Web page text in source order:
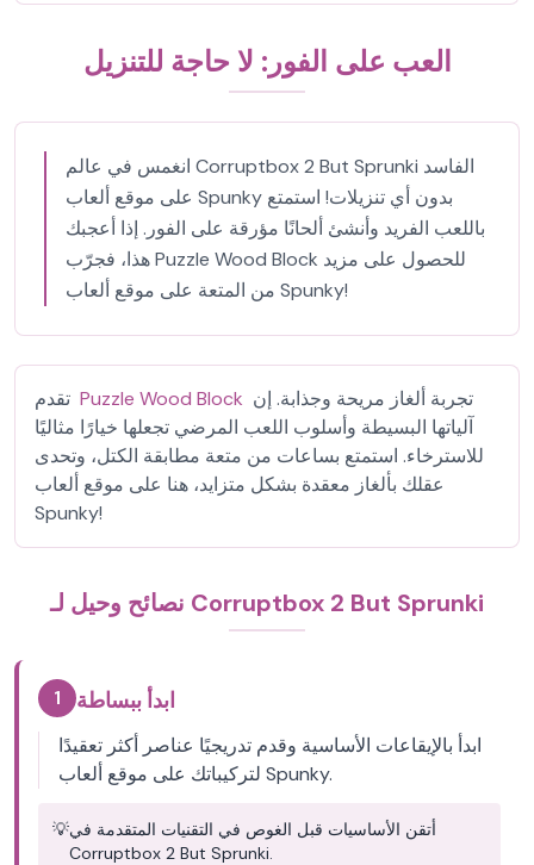
العب على الفور: لا حاجة للتنزيل
انغمس في عالم Corruptbox 2 But Sprunki الفاسد
على موقع ألعاب Spunky بدون أي تنزيلات! استمتع
باللعب الفريد وأنشئ ألحانًا مؤرقة على الفور. إذا أعجبك
هذا، فجرّب Puzzle Wood Block للحصول على مزيد
من المتعة على موقع ألعاب Spunky!
Puzzle Wood Block
آلياتها البسيطة وأسلوب اللعب المرضي تجعلها خيارًا مثاليًا
للاسترخاء. استمتع بساعات من متعة مطابقة الكتل، وتحدى
عقلك بألغاز معقدة بشكل متزايد، هنا على موقع ألعاب
Spunky!
نصائح وحيل لـ Corruptbox 2 But Sprunki
1 ابدأ ببساطة
ابدأ بالإيقاعات الأساسية وقدم تدريجيًا عناصر أكثر تعقيدًا
لتركيباتك على موقع ألعاب Spunky.
💡أتقن الأساسيات قبل الغوص في التقنيات المتقدمة في
Corruptbox 2 But Sprunki.